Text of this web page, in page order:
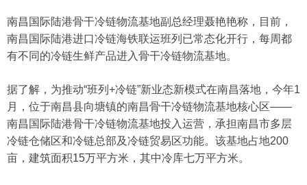
南昌国际陆港骨干冷链物流基地副总经理聂艳艳称，目前，
南昌国际陆港进口冷链海铁联运班列已常态化开行，每周都
有不同的冷链生鲜产品进入骨干冷链物流基地。
据了解，为推动“班列+冷链”新业态新模式在南昌落地，今年1
月，位于南昌县向塘镇的南昌骨干冷链物流基地核心区——
南昌国际陆港骨干冷链物流基地投入运营，承担南昌市多层
冷链仓储区和冷链总部及冷链贸易区功能。该基地占地200
亩，建筑面积15万平方米，其中冷库七万平方米。